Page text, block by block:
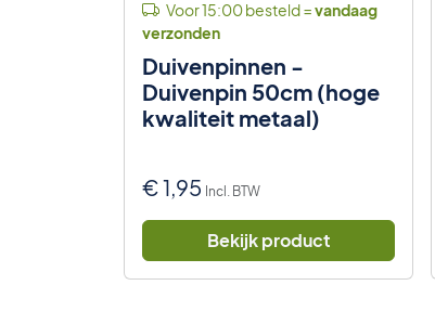
Voor 15:00 besteld =vandaag
verzonden
Duivenpinnen -
Duivenpin 50cm (hoge
kwaliteit metaal)
€1,95 Incl. BTW
Bekijk product